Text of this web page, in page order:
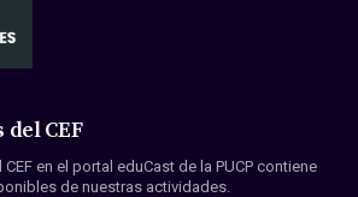
del CEF
en el portal eduCast de la PUCP contiene
de nuestras actividades.